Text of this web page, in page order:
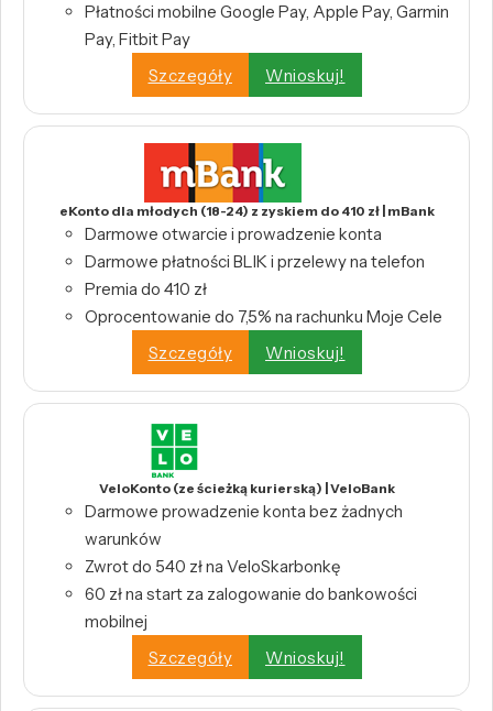
Płatności mobilne Google Pay, Apple Pay, Garmin
Pay, Fitbit Pay
Szczegóły
Wnioskuj!
eKonto dla młodych (18-24) z zyskiem do 410 zł | mBank
Darmowe otwarcie i prowadzenie konta
Darmowe płatności BLIK i przelewy na telefon
Premia do 410 zł
Oprocentowanie do 7,5% na rachunku Moje Cele
Szczegóły
Wnioskuj!
VeloKonto (ze ścieżką kurierską) | VeloBank
Darmowe prowadzenie konta bez żadnych
warunków
Zwrot do 540 zł na VeloSkarbonkę
60 zł na start za zalogowanie do bankowości
mobilnej
Szczegóły
Wnioskuj!